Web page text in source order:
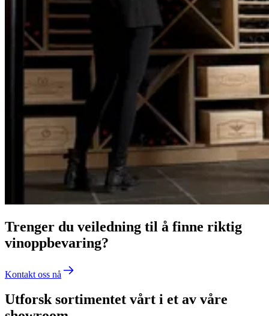
Trenger du veiledning til å finne riktig
vinoppbevaring?
Kontakt oss nå
Utforsk sortimentet vårt i et av våre